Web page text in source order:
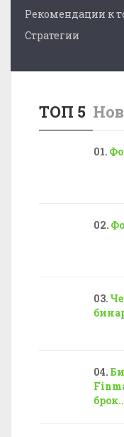
Рекомендации к
Стратегии
ТОП 5